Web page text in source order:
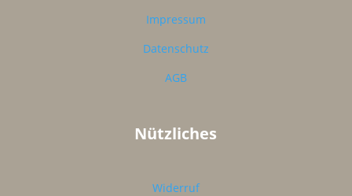
Impressum
Datenschutz
AGB
Nützliches
Widerruf